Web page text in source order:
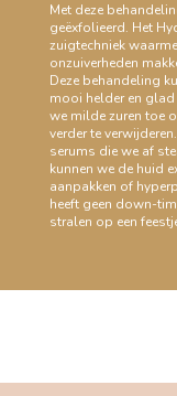
Met deze
geëxfolieerd. Het
zuigtechniek
onzuiverheden
Deze behandeling
mooi helder en
we milde zuren toe
verder te
serums die we af
kunnen we de huid
aanpakken of
heeft geen down-
stralen op een